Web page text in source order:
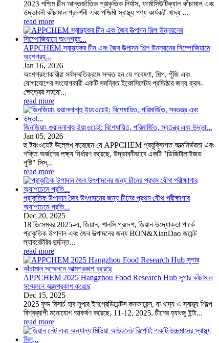
2023 পশ্চিম চীন আন্তর্জাতিক প্রাকৃতিক নির্যাস, ফার্মাসিউটিক্যাল কাঁচামাল এবং
উদ্ভাবনী কাঁচামাল প্রদর্শনী এবং পশ্চিমী স্বাস্থ্য পণ্য কার্যকরী খাদ্য ...
read more
APPCHEM স্বাস্থ্যকর চীন এবং জৈব উত্পাদন শিল্প উন্নয়নের সিম্পোজিয়ামে
অংশগ্রহ...
Jan 16, 2026
অংশগ্রহণকারীরা সর্বসম্মতিক্রমে সম্মত হন যে গবেষণা, শিল্প, পুঁজি এবং
যোগাযোগের সংযোগকারী একটি সমন্বিত ইকোসিস্টেম প্রতিষ্ঠার জন্য ক্রস-
ক্ষেত্রের সহযো...
read more
জিনজিয়াং গুয়ানলান|হু ইয়ংওয়েই: বিশেষায়িত, পরিমার্জিত, স্বতন্ত্র এবং উদ্ভা...
Jan 05, 2026
হু ইয়ংওয়েই উল্লেখ করেছেন যে APPCHEM প্রযুক্তিগত আত্মনির্ভরতা এবং
শক্তি অর্জনের লক্ষ্য নির্ধারণ করেছে, উদ্ভাবনীভাবে একটি "ডিজিটালাইজড
পুষ্টি" সিস্...
read more
প্রাকৃতিক উপাদান জৈব উৎপাদনের জন্য চীনের প্রথম যৌথ পরীক্ষাগার
অ্যাপচেমে প্রতি...
Dec 20, 2025
18 ডিসেম্বর 2025-এ, জিয়ান, শানসি প্রদেশ, জিয়ান উদ্যোক্তা পার্কে
প্রাকৃতিক উপাদান এবং জৈব উত্পাদনের জন্য BON&XianDao জয়েন্ট
ল্যাবরেটরির দুর্দান্ত...
read more
APPCHEM 2025 Hangzhou Food Research Hub সুপার কাঁচামাল
সম্মেলনে আত্মপ্রকাশ করেছে
Dec 15, 2025
2025 ফুড রিসার্চ হাব সুপার ইনগ্রেডিয়েন্টস কনফারেন্স, যা খাদ্য ও স্বাস্থ্য শিল্পে
বিশ্বব্যাপী মনোযোগ আকর্ষণ করেছে, 11-12, 2025, চীনের হ্যাংজু ইন্টা...
read more